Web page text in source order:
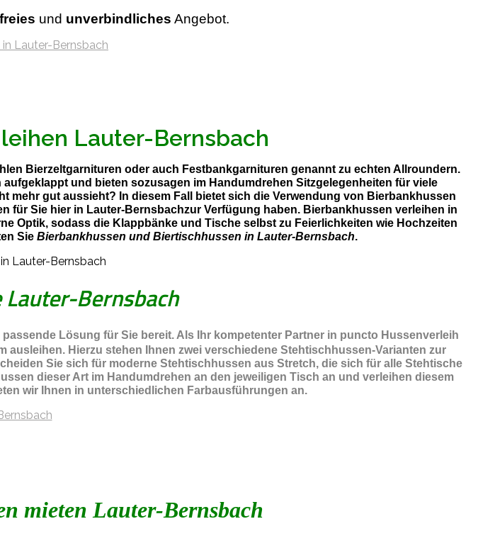
und unverbindliches Angebot.
Lauter-Bernsbach
Bierzeltgarnituren oder auch Festbankgarnituren genannt zu echten Allroundern.
und bieten sozusagen im Handumdrehen Sitzgelegenheiten für viele
mehr gut aussieht? In diesem Fall bietet sich die Verwendung von Bierbankhussen
für Sie hier in Lauter-Bernsbachzur Verfügung haben. Bierbankhussen verleihen in
Optik, sodass die Klappbänke und Tische selbst zu Feierlichkeiten wie Hochzeiten
Sie Bierbankhussen und Biertischhussen in Lauter-Bernsbach.
Bernsbach
Lösung für Sie bereit. Als Ihr kompetenter Partner in puncto Hussenverleih
ausleihen. Hierzu stehen Ihnen zwei verschiedene Stehtischhussen-Varianten zur
Sie sich für moderne Stehtischhussen aus Stretch, die sich für alle Stehtische
dieser Art im Handumdrehen an den jeweiligen Tisch an und verleihen diesem
wir Ihnen in unterschiedlichen Farbausführungen an.
mieten Lauter-Bernsbach